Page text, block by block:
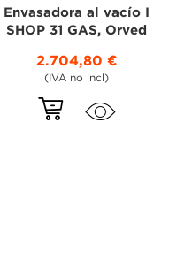
Envasadora al vacío I
SHOP 31 GAS, Orved
2.704,80 €
(IVA no incl)